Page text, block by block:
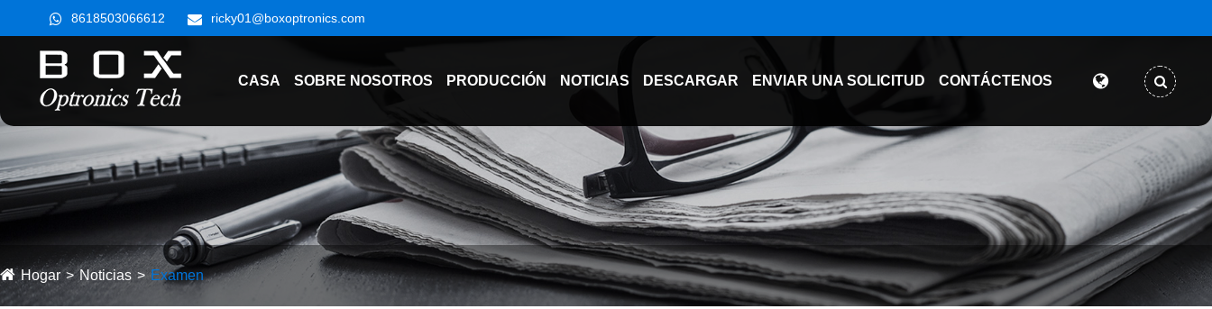
8618503066612 ricky01@boxoptronics.com
CASA SOBRE NOSOTROS PRODUCCIÓN NOTICIAS DESCARGAR ENVIAR UNA SOLICITUD CONTÁCTENOS
Hogar Noticias Examen